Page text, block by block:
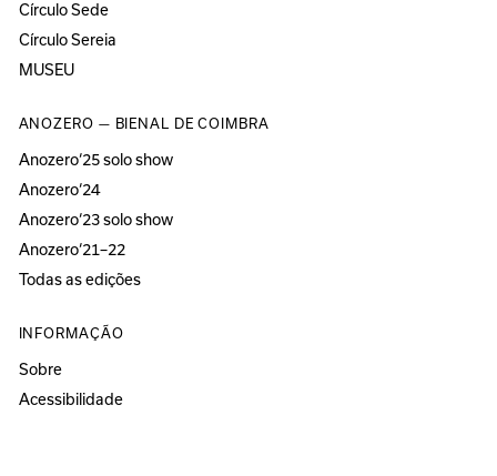
Círculo Sede
Círculo Sereia
MUSEU
ANOZERO — BIENAL DE COIMBRA
Anozero‘25 solo show
Anozero‘24
Anozero‘23 solo show
Anozero‘21–22
Todas as edições
INFORMAÇÃO
Sobre
Acessibilidade